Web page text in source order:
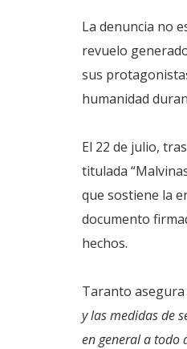
La denuncia no
revuelo
sus
humanidad
El 22 de julio,
titulada
que sostiene la
documento
hechos.
Taranto asegura
y las medidas de
en general a todo